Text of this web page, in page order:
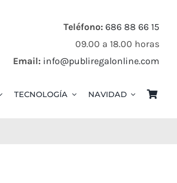
Teléfono: 686 88 66 15
09.00 a 18.00 horas
Email: info@publiregalonline.com
TECNOLOGÍA NAVIDAD